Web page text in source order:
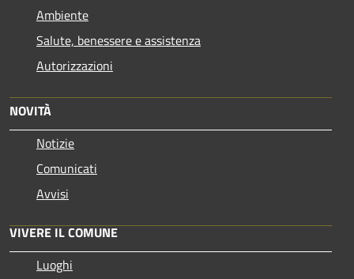
Ambiente
Salute, benessere e assistenza
Autorizzazioni
NOVITÀ
Notizie
Comunicati
Avvisi
VIVERE IL COMUNE
Luoghi